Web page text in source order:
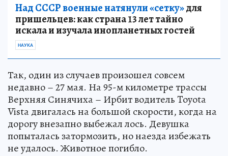
Над СССР военные натянули «сетку»для
пришельцев: как страна 13 лет тайно
искала и изучала инопланетных гостей
НАУКА
Так, один из случаев произошел совсем
недавно – 27 мая. На 95-м километре трассы
Верхняя Синячиха – Ирбит водитель Toyota
Vista двигалась на большой скорости, когда на
дорогу внезапно выбежал лось. Девушка
попыталась затормозить, но наезда избежать
не удалось. Животное погибло.